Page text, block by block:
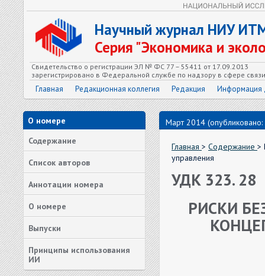
Научный журнал НИУ
Серия "Экономика и
Свидетельство о регистрации ЭЛ № ФС 77 – 55411 от 17.09.2013
зарегистрировано в Федеральной службе по надзору в сфере
Главная Редакционная коллегия Редакция Информация
О номере
Содержание
Список авторов
Аннотации номера
О номере
Выпуски
Принципы использования
ИИ
Март 2014
Главная > Содержание >
управления
УДК 323. 28
РИСКИ